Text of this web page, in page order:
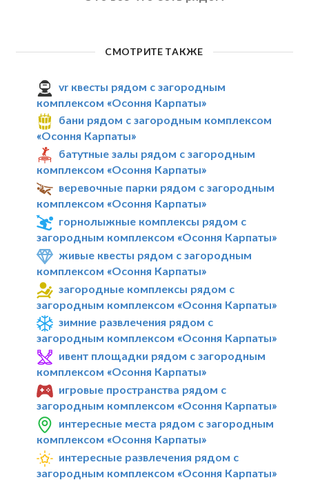
СМОТРИТЕ ТАКЖЕ
vr квесты рядом с загородным
комплексом «Осоння Карпаты»
бани рядом с загородным комплексом
«Осоння Карпаты»
батутные залы рядом с загородным
комплексом «Осоння Карпаты»
веревочные парки рядом с загородным
комплексом «Осоння Карпаты»
горнолыжные комплексы рядом с
загородным комплексом «Осоння Карпаты»
живые квесты рядом с загородным
комплексом «Осоння Карпаты»
загородные комплексы рядом с
загородным комплексом «Осоння Карпаты»
зимние развлечения рядом с
загородным комплексом «Осоння Карпаты»
ивент площадки рядом с загородным
комплексом «Осоння Карпаты»
игровые пространства рядом с
загородным комплексом «Осоння Карпаты»
интересные места рядом с загородным
комплексом «Осоння Карпаты»
интересные развлечения рядом с
загородным комплексом «Осоння Карпаты»